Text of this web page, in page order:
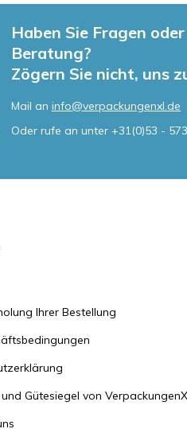
Haben Sie Fragen
Beratung?
Zögern Sie nicht, uns
Mail an info@verpackungenxl.de
Oder rufe an unter +31(0)53 -
Ihrer Bestellung
Gütesiegel von